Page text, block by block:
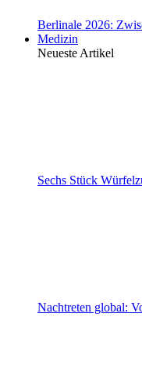
Berlinale 2026:
Medizin
Neueste Artikel
Sechs Stück
Nachtreten global: